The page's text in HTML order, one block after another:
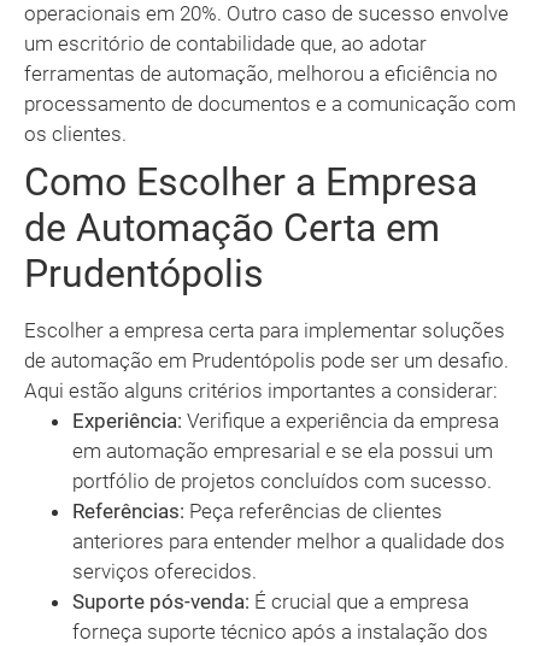
operacionais em 20%. Outro caso de sucesso envolve
um escritório de contabilidade que, ao adotar
ferramentas de automação, melhorou a eficiência no
processamento de documentos e a comunicação com
os clientes.
Como Escolher a Empresa
de Automação Certa em
Prudentópolis
Escolher a empresa certa para implementar soluções
de automação em Prudentópolis pode ser um desafio.
Aqui estão alguns critérios importantes a considerar:
Experiência: Verifique a experiência da empresa
em automação empresarial e se ela possui um
portfólio de projetos concluídos com sucesso.
Referências: Peça referências de clientes
anteriores para entender melhor a qualidade dos
serviços oferecidos.
Suporte pós-venda: É crucial que a empresa
forneça suporte técnico após a instalação dos